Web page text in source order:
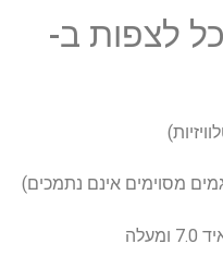
לצפות ב-
מסוימים אינם נתמכים)